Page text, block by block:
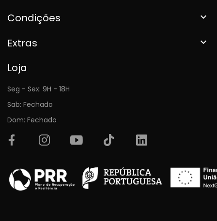
Condições 
Extras 
Loja
Seg - Sex: 9H - 18H
Sab: Fechado
Dom: Fechado